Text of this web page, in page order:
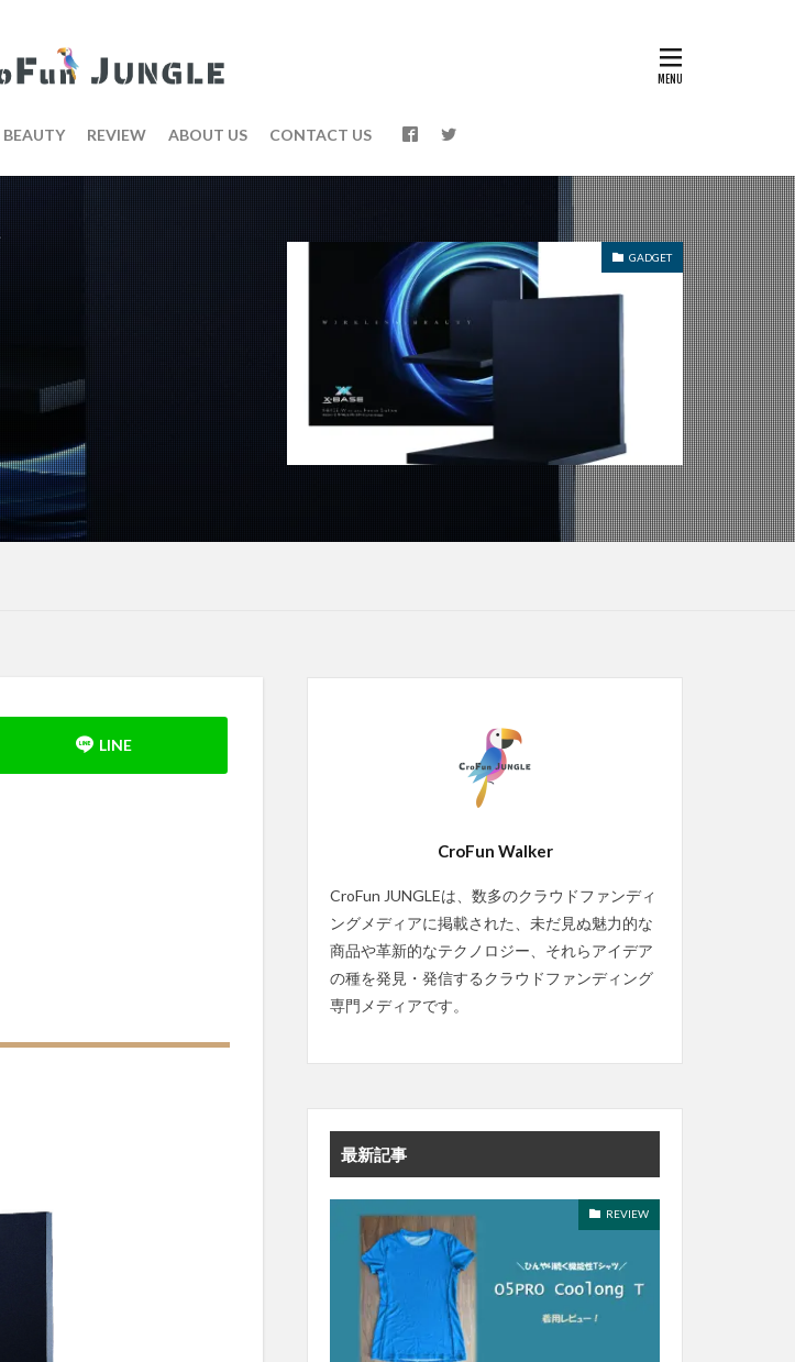
BEAUTY REVIEW ABOUT US CONTACT US
GADGET
CroFun Walker
CroFun JUNGLEは、数多のクラウドファンディ
ングメディアに掲載された、未だ見ぬ魅力的な
商品や革新的なテクノロジー、それらアイデア
の種を発見・発信するクラウドファンディング
専門メディアです。
最新記事
REVIEW